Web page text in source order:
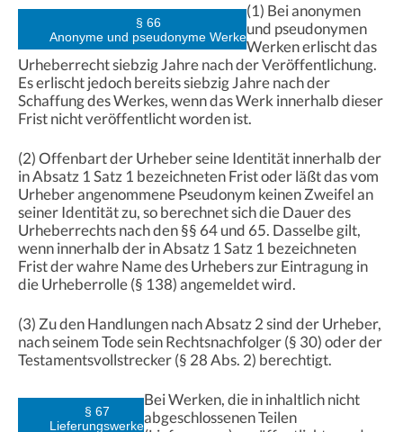
§ 66
Anonyme und pseudonyme Werke
(1) Bei anonymen
und pseudonymen
Werken erlischt das
Urheberrecht siebzig Jahre nach der Veröffentlichung.
Es erlischt jedoch bereits siebzig Jahre nach der
Schaffung des Werkes, wenn das Werk innerhalb dieser
Frist nicht veröffentlicht worden ist.
(2) Offenbart der Urheber seine Identität innerhalb der
in Absatz 1 Satz 1 bezeichneten Frist oder läßt das vom
Urheber angenommene Pseudonym keinen Zweifel an
seiner Identität zu, so berechnet sich die Dauer des
Urheberrechts nach den §§ 64 und 65. Dasselbe gilt,
wenn innerhalb der in Absatz 1 Satz 1 bezeichneten
Frist der wahre Name des Urhebers zur Eintragung in
die Urheberrolle (§ 138) angemeldet wird.
(3) Zu den Handlungen nach Absatz 2 sind der Urheber,
nach seinem Tode sein Rechtsnachfolger (§ 30) oder der
Testamentsvollstrecker (§ 28 Abs. 2) berechtigt.
§ 67
Lieferungswerke
Bei Werken, die in inhaltlich nicht
abgeschlossenen Teilen